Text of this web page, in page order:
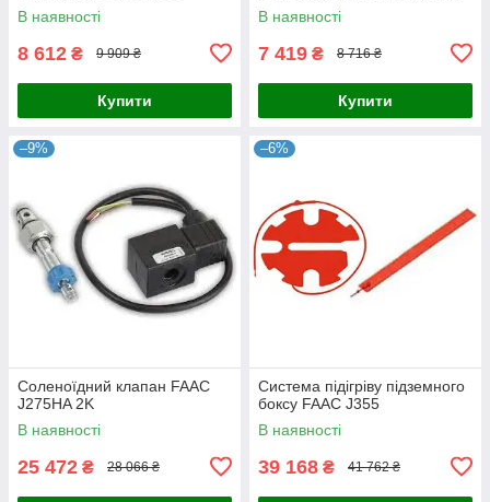
В наявності
8 612 ₴ 9 909 ₴
Купити
В наявності
7 419 ₴ 8 716 ₴
Купити
–9%
Соленоїдний клапан FAAC
J275HA 2K
В наявності
25 472 ₴ 28 066 ₴
–6%
Система підігріву підземного
боксу FAAC J355
В наявності
39 168 ₴ 41 762 ₴